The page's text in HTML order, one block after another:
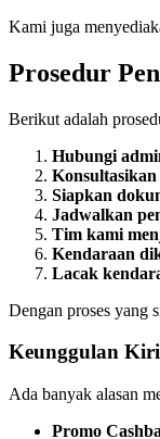
Kami juga
Prosedur
Berikut adalah
Hubungi
Siapkan
Jadwalkan
Tim kami
Kendaraan
Lacak
Dengan proses yang
Keunggulan
Ada banyak alasan
Promo